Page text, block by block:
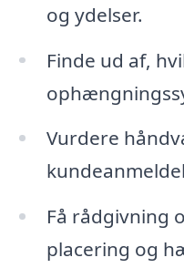
og ydelser.
Finde ud af,
Vurdere
Få rådgivning
placering og